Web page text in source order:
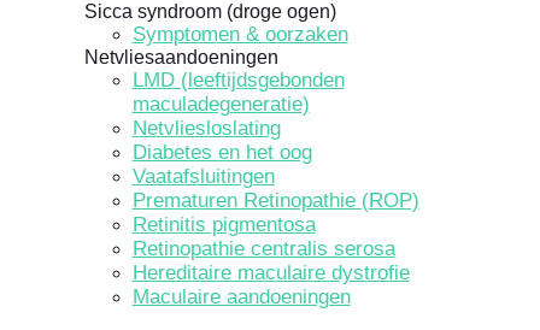
Sicca syndroom (droge ogen)
Symptomen & oorzaken
Netvliesaandoeningen
LMD (leeftijdsgebonden
maculadegeneratie)
Netvliesloslating
Diabetes en het oog
Vaatafsluitingen
Prematuren Retinopathie (ROP)
Retinitis pigmentosa
Retinopathie centralis serosa
Hereditaire maculaire dystrofie
Maculaire aandoeningen